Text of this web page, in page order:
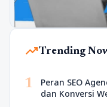
trending_upTrending
1
Peran SEO
dan Konversi